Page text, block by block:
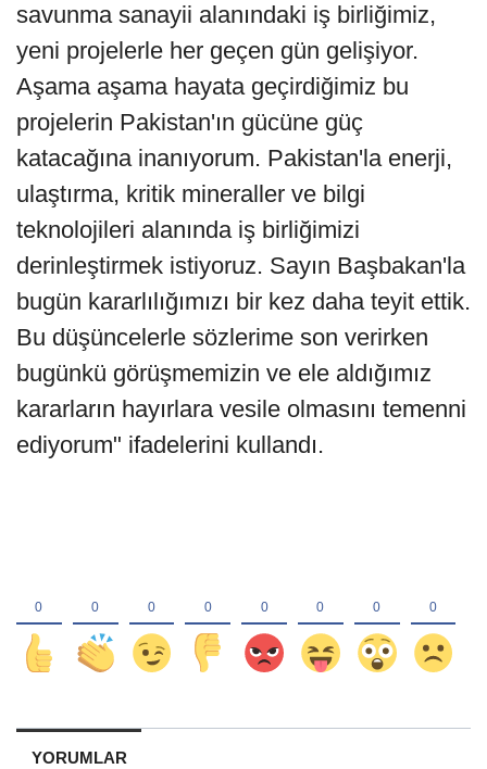
savunma sanayii alanındaki iş birliğimiz,
yeni projelerle her geçen gün gelişiyor.
Aşama aşama hayata geçirdiğimiz bu
projelerin Pakistan'ın gücüne güç
katacağına inanıyorum. Pakistan'la enerji,
ulaştırma, kritik mineraller ve bilgi
teknolojileri alanında iş birliğimizi
derinleştirmek istiyoruz. Sayın Başbakan'la
bugün kararlılığımızı bir kez daha teyit ettik.
Bu düşüncelerle sözlerime son verirken
bugünkü görüşmemizin ve ele aldığımız
kararların hayırlara vesile olmasını temenni
ediyorum" ifadelerini kullandı.
YORUMLAR